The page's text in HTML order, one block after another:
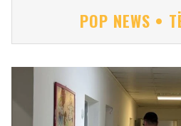
POP NEWS •